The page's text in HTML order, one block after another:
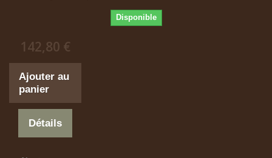
Disponible
142,80 €
Ajouter au
panier
Détails